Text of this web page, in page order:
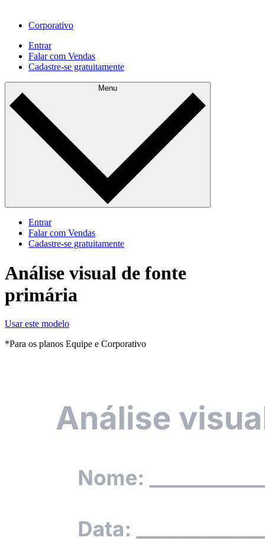
Corporativo
Entrar
Falar com Vendas
Cadastre‐se gratuitamente
Menu
Entrar
Falar com Vendas
Cadastre‐se gratuitamente
Análise visual de fonte
primária
Usar este modelo
*Para os planos Equipe e Corporativo